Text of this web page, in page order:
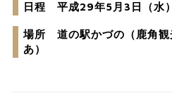
日程 平成29年5月3日（水
場所 道の駅かづの（鹿角
あ）